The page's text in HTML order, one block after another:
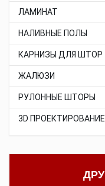
ЛАМИНАТ
НАЛИВНЫЕ ПОЛЫ
КАРНИЗЫ ДЛЯ ШТОР
ЖАЛЮЗИ
РУЛОННЫЕ ШТОРЫ
3D